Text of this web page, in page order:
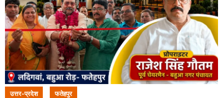
उत्तर-प्रदेश फतेहपुर